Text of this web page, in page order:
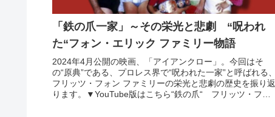
「鉄の爪一家」～その栄光と悲劇 “呪われ
た“フォン・エリック ファミリー物語
2024年4月公開の映画、「アイアンクロー」。今回はそ
の“原典”である、プロレス界で“呪われた一家”と呼ばれる、
フリッツ・フォン ファミリーの栄光と悲劇の歴史を振り返
ります。▼YouTube版はこちら“鉄の爪“ フリッツ・フォ